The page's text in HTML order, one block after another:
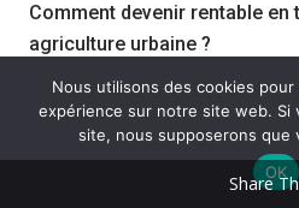
Comment devenir rentable en
agriculture urbaine ?
Ce sont là évidemment des
lesquelles Caroline a des
intéressants.
Share
Nous utilisons des cookies
expérience sur notre site web. Si
site, nous supposerons que
OK